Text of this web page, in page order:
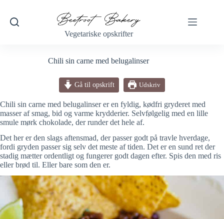
indhold
Vegetariske opskrifter
Chili sin carne med belugalinser
Gå til opskrift Udskriv
Chili sin carne med belugalinser er en fyldig, kødfri gryderet med
masser af smag, bid og varme krydderier. Selvfølgelig med en lille
smule mørk chokolade, der runder det hele af.
Det her er den slags aftensmad, der passer godt på travle hverdage,
fordi gryden passer sig selv det meste af tiden. Det er en sund ret der
stadig mætter ordentligt og fungerer godt dagen efter. Spis den med ris
eller brød til. Eller bare som den er.